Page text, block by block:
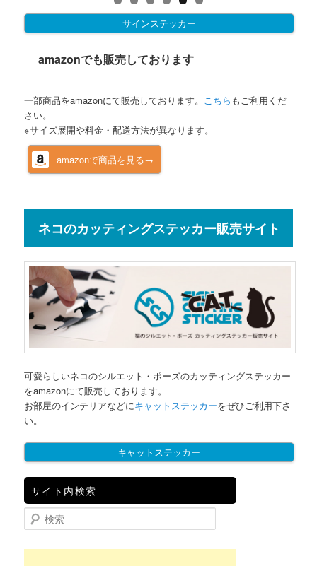
サインステッカー
amazonでも販売しております
一部商品をamazonにて販売しております。 こちら もご利用くだ
さい。
※サイズ展開や料金・配送方法が異なります。
amazonで商品を見る→
ネコのカッティングステッカー販売サイト
可愛らしいネコのシルエット・ポーズのカッティングステッカー
をamazonにて販売しております。
お部屋のインテリアなどにキャットステッカーをぜひご利用下さ
い。
キャットステッカー
サイト内検索
検索